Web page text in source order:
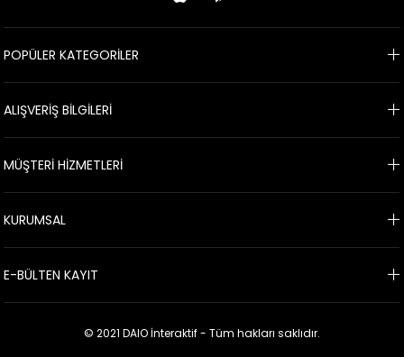
POPÜLER KATEGORİLER
ALIŞVERİŞ BİLGİLERİ
MÜŞTERİ HİZMETLERİ
KURUMSAL
E-BÜLTEN KAYIT
© 2021 DAIO İnteraktif - Tüm hakları saklıdır.